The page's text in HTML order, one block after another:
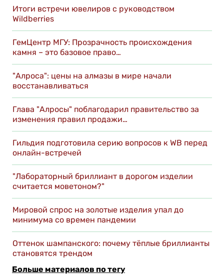
Итоги встречи ювелиров с руководством
Wildberries
ГемЦентр МГУ: Прозрачность происхождения
камня – это базовое право…
"Алроса": цены на алмазы в мире начали
восстанавливаться
Глава "Алросы" поблагодарил правительство за
изменения правил продажи…
Гильдия подготовила серию вопросов к WB перед
онлайн-встречей
"Лабораторный бриллиант в дорогом изделии
считается моветоном?"
Мировой спрос на золотые изделия упал до
минимума со времен пандемии
Оттенок шампанского: почему тёплые бриллианты
становятся трендом
Больше материалов по тегу